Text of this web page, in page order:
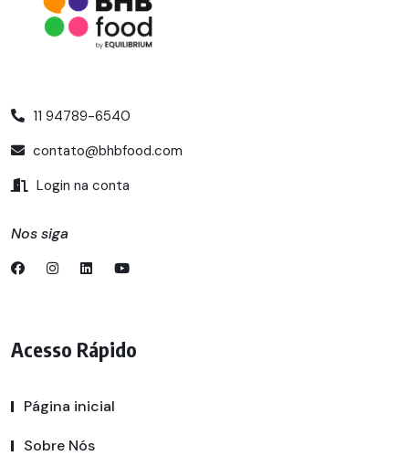
11 94789-6540
contato@bhbfood.com
Login na conta
Nos siga
Acesso Rápido
Página inicial
Sobre Nós